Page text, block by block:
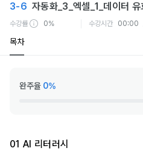
3-6 자동화_3_엑셀_1_데이터
수강률 0% 수강시간 00:00
목차
완주율 0%
01 AI 리터러시